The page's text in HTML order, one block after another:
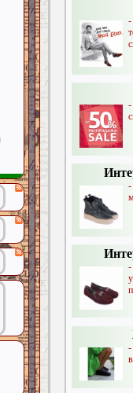
-
-
-